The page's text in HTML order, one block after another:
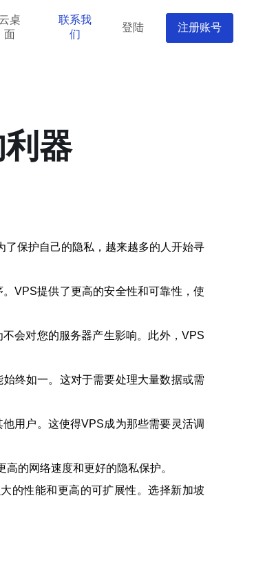
桌
面
联系我
们
登陆 注册账号
器
保护自己的隐私，越来越多的人开始寻
VPS提供了更高的安全性和可靠性，使
会对您的服务器产生影响。此外，VPS
终如一。这对于需要处理大量数据或需
用户。这使得VPS成为那些需要灵活调
的网络速度和更好的隐私保护。
的性能和更高的可扩展性。选择新加坡